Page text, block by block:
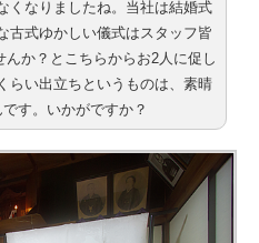
くなりましたね。当社は結婚式
古式ゆかしい儀式はスタッフ皆
か？とこちらからお2人に促し
らい出立ちというものは、素晴
す。いかがですか？